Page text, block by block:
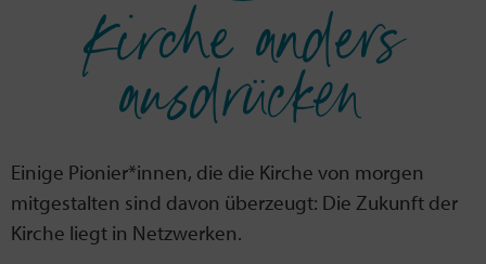
Kirche anders
ausdrücken
Einige Pionier*innen, die die Kirche von morgen
mitgestalten sind davon überzeugt: Die Zukunft der
Kirche liegt in Netzwerken.